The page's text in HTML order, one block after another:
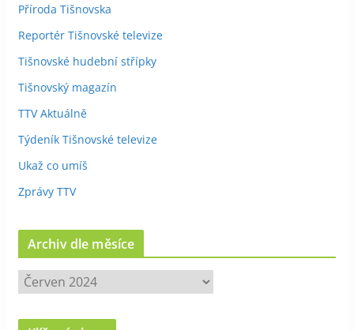
Příroda Tišnovska
Reportér Tišnovské televize
Tišnovské hudební střípky
Tišnovský magazín
TTV Aktuálně
Týdeník Tišnovské televize
Ukaž co umíš
Zprávy TTV
Archiv dle měsíce
c